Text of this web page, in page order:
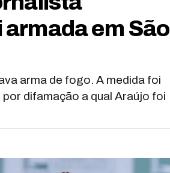
em São
arma de fogo. A medida foi
difamação a qual Araújo foi